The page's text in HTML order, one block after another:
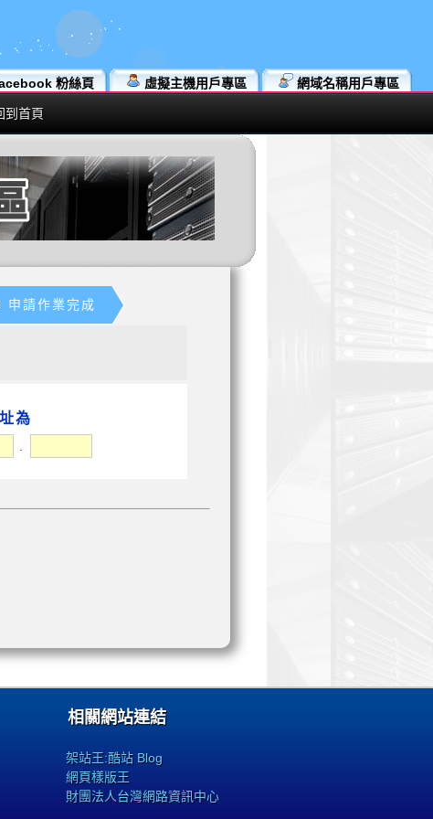
網域名稱用戶專區
虛擬主機用戶專區
粉絲頁
到首頁
申請作業完成
為
相關網站連結
架站王:酷站 Blog
網頁樣版王
財團法人台灣網路資訊中心